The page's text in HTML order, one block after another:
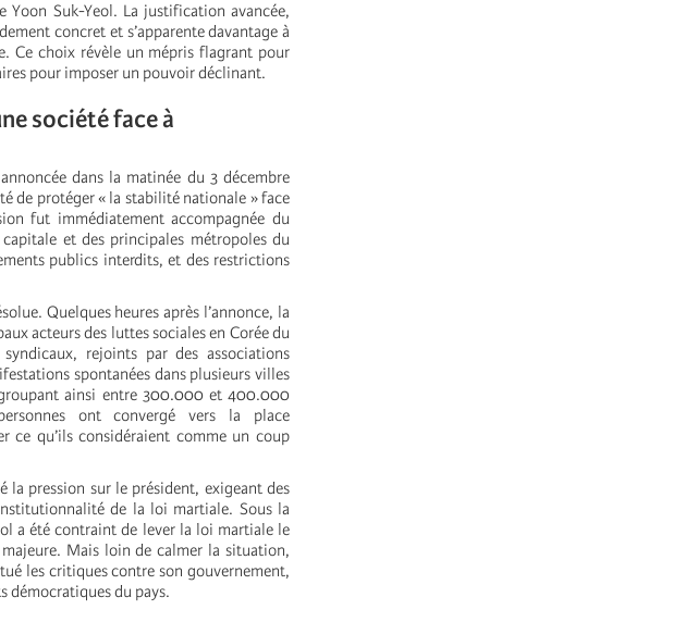
Yoon Suk-Yeol. La justification avancée,
concret et s’apparente davantage à
Ce choix révèle un mépris flagrant pour
pour imposer un pouvoir déclinant.
société face à
dans la matinée du 3 décembre
de protéger « la stabilité nationale » face
fut immédiatement accompagnée du
et des principales métropoles du
publics interdits, et des restrictions
Quelques heures après l’annonce, la
acteurs des luttes sociales en Corée du
rejoints par des associations
spontanées dans plusieurs villes
ainsi entre 300.000 et 400.000
ont convergé vers la place
ce qu’ils considéraient comme un coup
la pression sur le président, exigeant des
de la loi martiale. Sous la
a été contraint de lever la loi martiale le
Mais loin de calmer la situation,
les critiques contre son gouvernement,
démocratiques du pays.